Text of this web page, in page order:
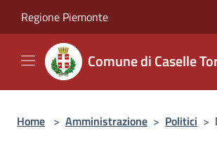
Regione Piemonte
Comune di Caselle
Home > Amministrazione > Politici >